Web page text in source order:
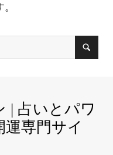
| 占いとパワ
専門サイ